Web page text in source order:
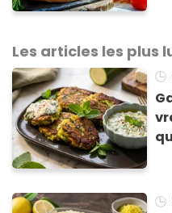
Les articles les plus